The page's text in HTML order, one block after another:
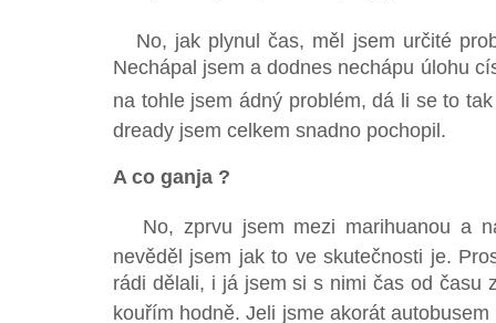
No, jak plynul čas, měl jsem určité
Nechápal jsem a dodnes nechápu úlohu
na tohle jsem ádný problém, dá li se to
dready jsem celkem snadno pochopil.
A co ganja ?
No, zprvu jsem mezi marihuanou a
nevěděl jsem jak to ve skutečnosti je.
rádi dělali, i já jsem si s nimi čas od času
kouřím hodně. Jeli jsme akorát